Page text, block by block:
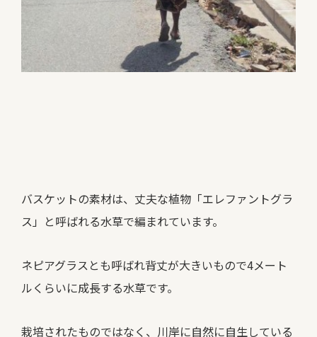
バスケットの素材は、丈夫な植物「エレファントグラ
ス」と呼ばれる水草で編まれています。
ネピアグラスとも呼ばれ背丈が大きいもので4メート
ルくらいに成長する水草です。
栽培されたものではなく、川岸に自然に自生している